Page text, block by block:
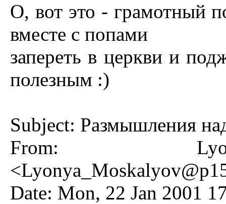
О, вот это - грамотный
вместе с попами
запереть в церкви и
полезным :)
Subject: Размышления
From:
<
Date: Mon, 22 Jan 2001